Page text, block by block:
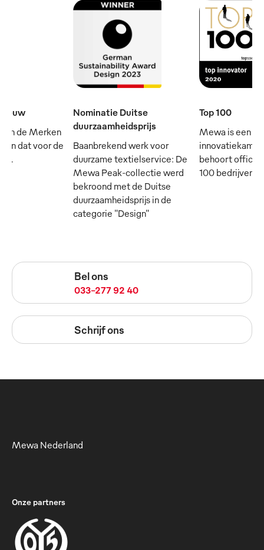
eeuw
de Merken
en dat voor de
rij.
Nominatie Duitse
duurzaamheidsprijs
Baanbrekend werk voor
duurzame textielservice: De
Mewa Peak-collectie werd
bekroond met de Duitse
duurzaamheidsprijs in de
categorie "Design"
Top 100
Mewa is een
behoort
100 bedrijven
Bel ons
033-277 92 40
Schrijf ons
Mewa Nederland
Onze partners